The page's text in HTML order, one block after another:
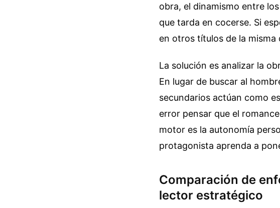
obra, el dinamismo entre
que tarda en cocerse. Si
en otros títulos de la
La solución es analizar la
En lugar de buscar al
secundarios actúan como
error pensar que el
motor es la autonomía
protagonista aprenda a
Comparación de
lector estratégico